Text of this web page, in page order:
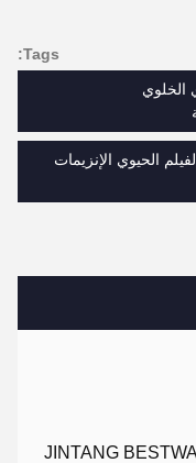
JINTANG
Tags:
الخلوي
الحيوي الإنزيمات